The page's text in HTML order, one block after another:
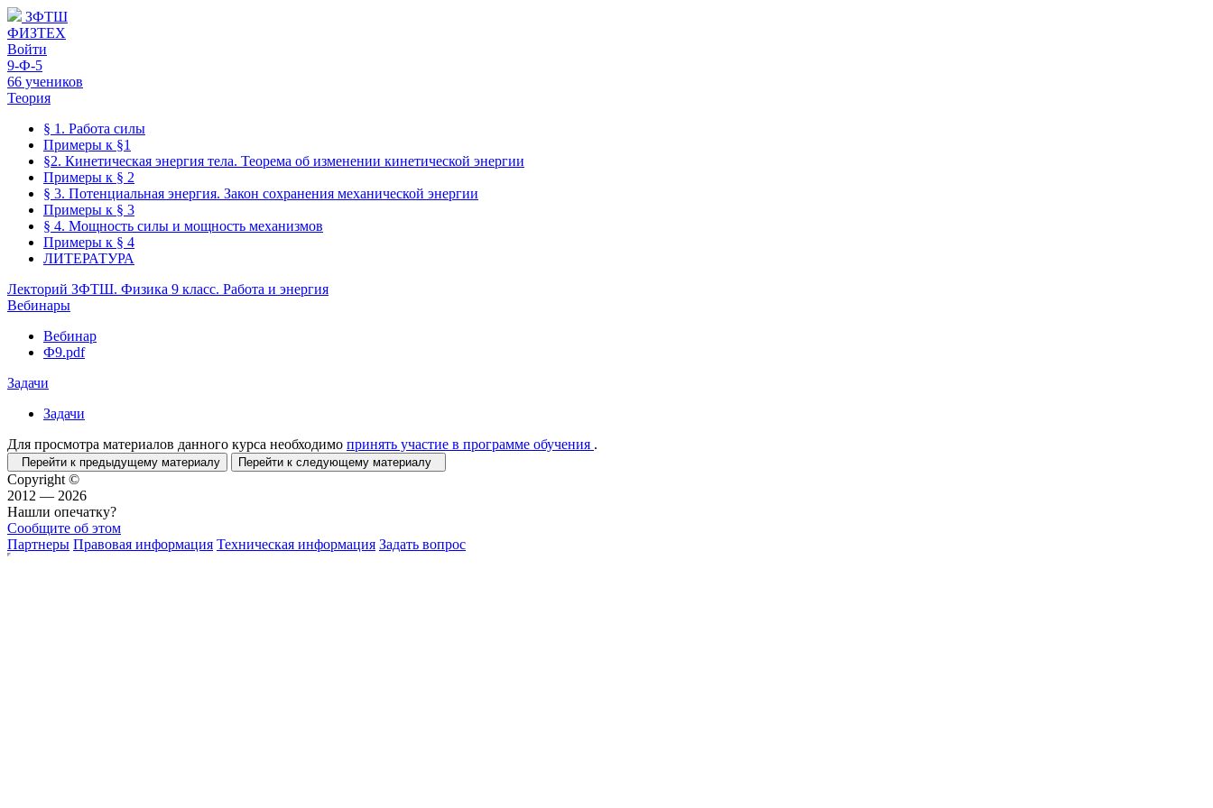
ЗФТШ
ФИЗТЕХ
Войти
9-Ф-5
66 учеников
Теория
§ 1. Работа силы
Примеры к §1
§2. Кинетическая энергия тела. Теорема об изменении кинетической энергии
Примеры к § 2
§ 3. Потенциальная энергия. Закон сохранения механической энергии
Примеры к § 3
§ 4. Мощность силы и мощность механизмов
Примеры к § 4
ЛИТЕРАТУРА
Лекторий ЗФТШ. Физика 9 класс. Работа и энергия
Вебинары
Вебинар
Ф9.pdf
Задачи
Задачи
Для просмотра материалов данного курса необходимо принять участие в программе обучения .
Перейти к предыдущему материалу Перейти к следующему материалу
Copyright ©
2012 — 2026
Нашли опечатку?
Сообщите об этом
Партнеры Правовая информация Техническая информация Задать вопрос